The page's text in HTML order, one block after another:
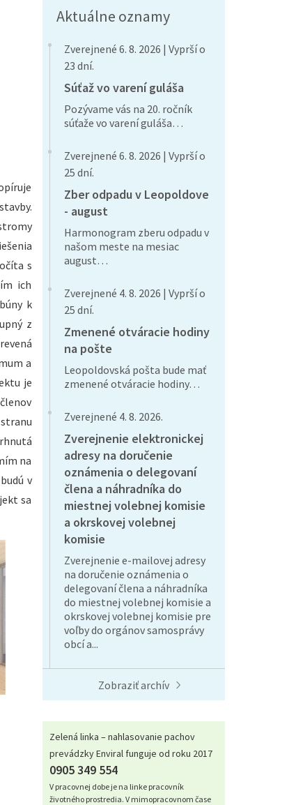
s
ich
k
z
a
je
na
v
sa
Aktuálne oznamy
Zverejnené 6. 8. 2026 | Vyprší o
23 dní.
Súťaž vo varení guláša
Pozývame vás na 20. ročník
súťaže vo varení guláša…
Zverejnené 6. 8. 2026 | Vyprší o
25 dní.
Zber odpadu v Leopoldove
- august
Harmonogram zberu odpadu v
našom meste na mesiac
august…
Zverejnené 4. 8. 2026 | Vyprší o
25 dní.
Zmenené otváracie hodiny
na pošte
Leopoldovská pošta bude mať
zmenené otváracie hodiny…
Zverejnené 4. 8. 2026.
Zverejnenie elektronickej
adresy na doručenie
oznámenia o delegovaní
člena a náhradníka do
miestnej volebnej komisie
a okrskovej volebnej
komisie
Zverejnenie e-mailovej adresy
na doručenie oznámenia o
delegovaní člena a náhradníka
do miestnej volebnej komisie a
okrskovej volebnej komisie pre
voľby do orgánov samosprávy
obcí a...
Zobraziť archív
Zelená linka – nahlasovanie pachov
prevádzky Enviral funguje od roku 2017
0905 349 554
V pracovnej dobe je na linke pracovník
životného prostredia. V mimopracovnom čase